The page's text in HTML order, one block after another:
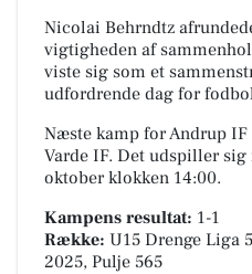
Nicolai Behrndtz
vigtigheden af
viste sig som et
udfordrende dag for
Næste kamp for Andrup
Varde IF. Det udspiller sig
oktober klokken 14:00.
Kampens resultat: 1-1
Række: U15 Drenge Liga
2025, Pulje 565